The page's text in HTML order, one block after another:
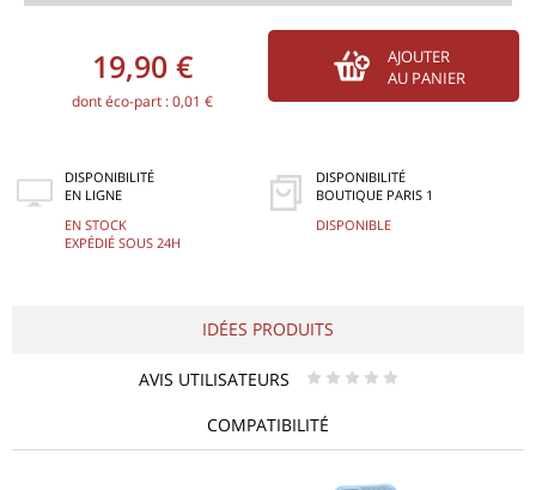
19,90 €
dont éco-part : 0,01 €
AJOUTER
AU PANIER
DISPONIBILITÉ
EN LIGNE
EN STOCK
EXPÉDIÉ SOUS 24H
DISPONIBILITÉ
BOUTIQUE PARIS 1
DISPONIBLE
IDÉES PRODUITS
AVIS UTILISATEURS * * * * *
COMPATIBILITÉ